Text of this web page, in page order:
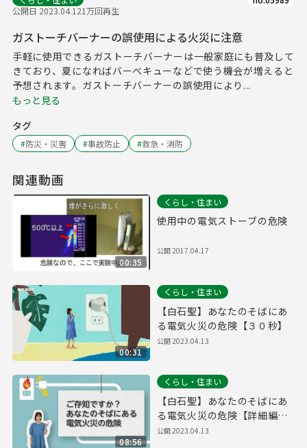
公開日 2023.04.121万回再生
ガストーチバーナーの誤使用による火災に注意
手軽に使用できるガストーチバーナーは一般家庭にも普及して
きており、夏になればバーべキューなどで使う機会が増えると
予想されます。ガストーチバーナーの誤使用により...
もっと見る
タグ
#防災・災害 #事故防止 #救急・消防
関連動画
00:35
くらし・住まい
使用中の電気ストーブの危険
公開2017.04.17
00:31
くらし・住まい
【白石聖】あなたのそばにあ
る電気火災の危険【３０秒】
公開2023.04.13
08:56
くらし・住まい
【白石聖】あなたのそばにあ
る電気火災の危険【詳細編９
分】
公開2023.04.13